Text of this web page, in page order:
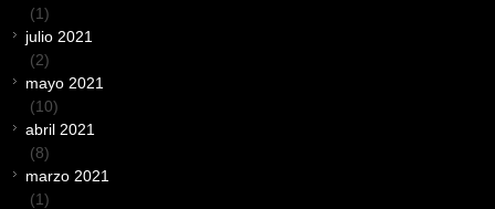
(1)
julio 2021
(2)
mayo 2021
(10)
abril 2021
(8)
marzo 2021
(1)